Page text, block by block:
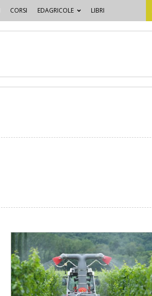
CORSI EDAGRICOLE LIBRI